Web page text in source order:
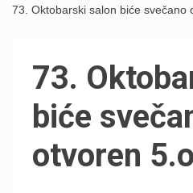
73. Oktobarski salon biće svečano
73.
biće
otvoren